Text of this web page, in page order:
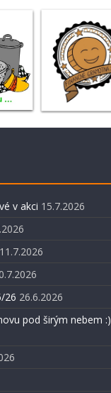
v akci 15.7.2026
11.7.2026
26 26.6.2026
pod širým nebem :)